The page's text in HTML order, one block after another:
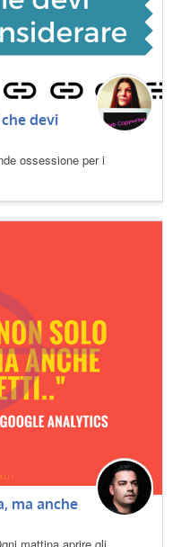
devi
ossessione per i
ma anche